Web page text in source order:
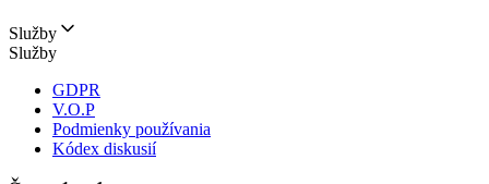
Služby
Služby
GDPR
V.O.P
Podmienky používania
Kódex diskusií